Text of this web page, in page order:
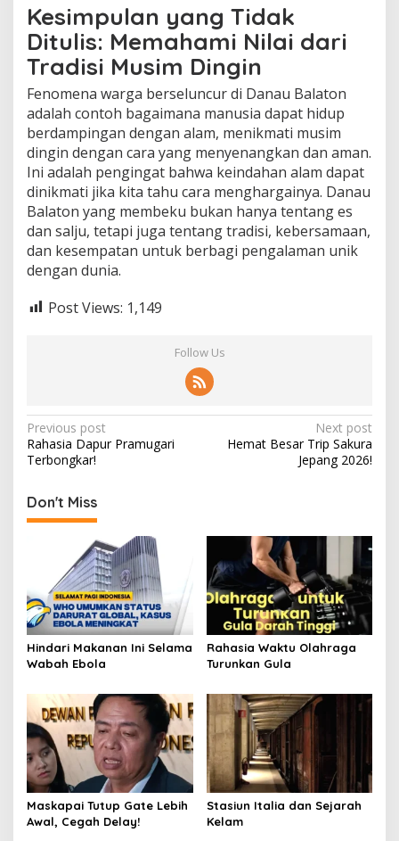
Kesimpulan yang Tidak
Ditulis: Memahami Nilai dari
Tradisi Musim Dingin
Fenomena warga berseluncur di Danau Balaton
adalah contoh bagaimana manusia dapat hidup
berdampingan dengan alam, menikmati musim
dingin dengan cara yang menyenangkan dan aman.
Ini adalah pengingat bahwa keindahan alam dapat
dinikmati jika kita tahu cara menghargainya. Danau
Balaton yang membeku bukan hanya tentang es
dan salju, tetapi juga tentang tradisi, kebersamaan,
dan kesempatan untuk berbagi pengalaman unik
dengan dunia.
Post Views: 1,149
Follow Us
Post
navigation
Previous post
Rahasia Dapur Pramugari
Terbongkar!
Next post
Hemat Besar Trip Sakura
Jepang 2026!
Don't Miss
Hindari Makanan Ini Selama
Wabah Ebola
Rahasia Waktu Olahraga
Turunkan Gula
Maskapai Tutup Gate Lebih
Awal, Cegah Delay!
Stasiun Italia dan Sejarah
Kelam